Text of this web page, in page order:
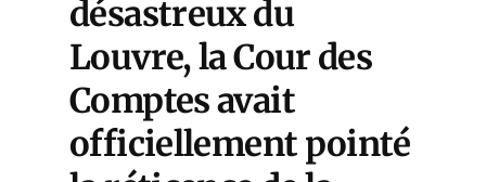
désastreux du
Louvre, la Cour des
Comptes avait
officiellement pointé